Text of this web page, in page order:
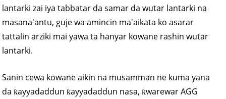
lantarki zai iya tabbatar da samar da wutar lantarki na
masana'antu, guje wa amincin ma'aikata ko asarar
tattalin arziki mai yawa ta hanyar kowane rashin wutar
lantarki.
Sanin cewa kowane aikin na musamman ne kuma yana
da ƙayyadaddun ƙayyadaddun nasa, ƙwarewar AGG